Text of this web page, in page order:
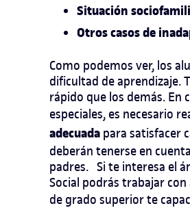
Situación
Otros casos de
Como podemos ver, los
dificultad de aprendizaje.
rápido que los demás. En
especiales, es necesario
adecuada para satisfacer
deberán tenerse en
padres. Si te interesa el
Social podrás trabajar
de grado superior te